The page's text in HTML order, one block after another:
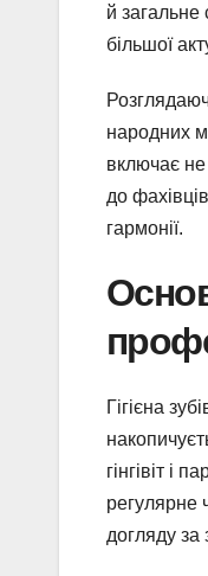
й
більшої
народних
включає не
до
гармонії.
Гігієна
гінгівіт і
регулярне
догляду за